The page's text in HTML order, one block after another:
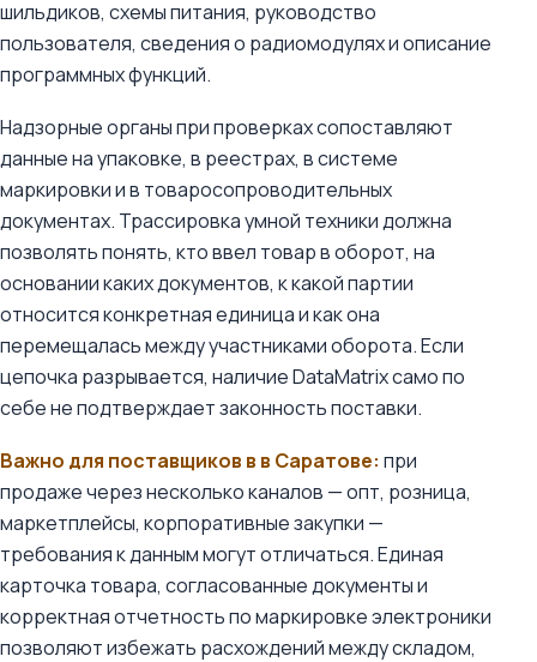
шильдиков, схемы питания, руководство
пользователя, сведения о радиомодулях и описание
программных функций.
Надзорные органы при проверках сопоставляют
данные на упаковке, в реестрах, в системе
маркировки и в товаросопроводительных
документах. Трассировка умной техники должна
позволять понять, кто ввел товар в оборот, на
основании каких документов, к какой партии
относится конкретная единица и как она
перемещалась между участниками оборота. Если
цепочка разрывается, наличие DataMatrix само по
себе не подтверждает законность поставки.
Важно для поставщиков в в Саратове: при
продаже через несколько каналов — опт, розница,
маркетплейсы, корпоративные закупки —
требования к данным могут отличаться. Единая
карточка товара, согласованные документы и
корректная отчетность по маркировке электроники
позволяют избежать расхождений между складом,